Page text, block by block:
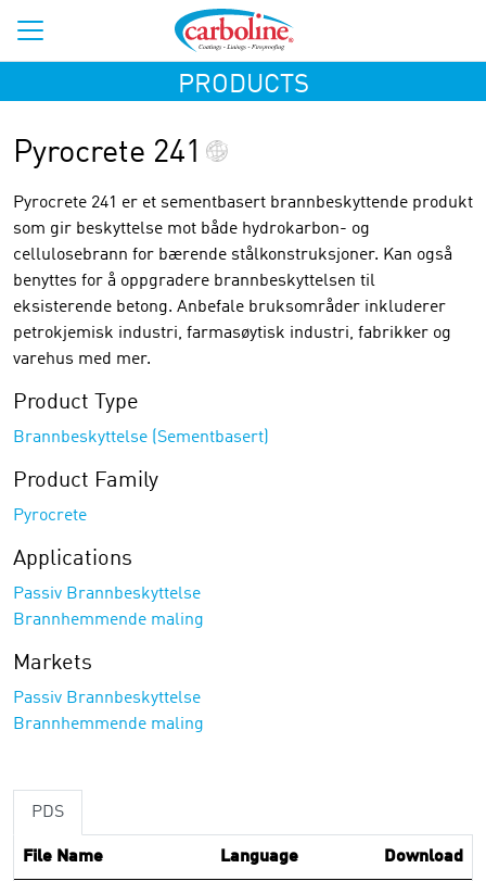
PRODUCTS
Pyrocrete 241
Pyrocrete 241 er et sementbasert brannbeskyttende produkt
som gir beskyttelse mot både hydrokarbon- og
cellulosebrann for bærende stålkonstruksjoner. Kan også
benyttes for å oppgradere brannbeskyttelsen til
eksisterende betong. Anbefale bruksområder inkluderer
petrokjemisk industri, farmasøytisk industri, fabrikker og
varehus med mer.
Product Type
Brannbeskyttelse (Sementbasert)
Product Family
Pyrocrete
Applications
Passiv Brannbeskyttelse
Brannhemmende maling
Markets
Passiv Brannbeskyttelse
Brannhemmende maling
PDS
File Name Language Download